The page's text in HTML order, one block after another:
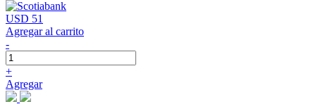
USD 51
Agregar al carrito
-
+
Agregar